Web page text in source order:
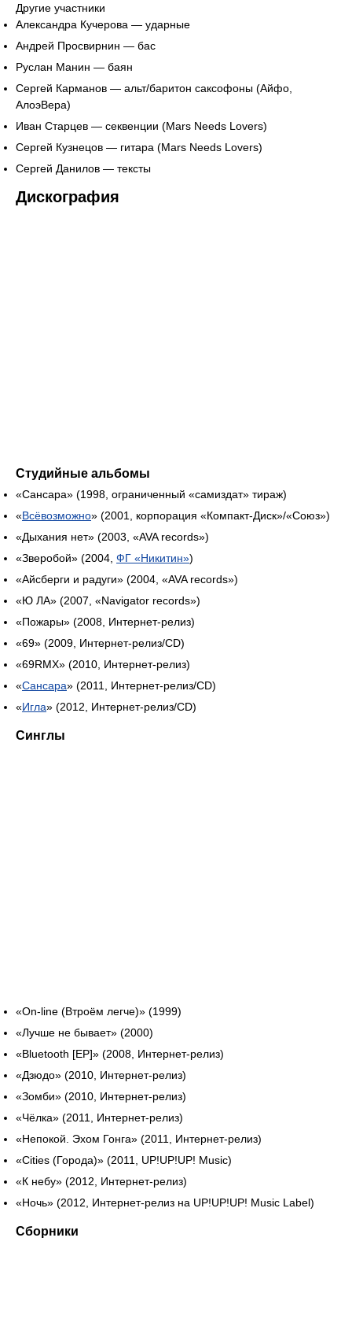
Другие участники
Александра Кучерова — ударные
Андрей Просвирнин — бас
Руслан Манин — баян
Сергей Карманов — альт/баритон саксофоны (Айфо,
АлоэВера)
Иван Старцев — секвенции (Mars Needs Lovers)
Сергей Кузнецов — гитара (Mars Needs Lovers)
Сергей Данилов — тексты
Дискография
Студийные альбомы
«Сансара» (1998, ограниченный «самиздат» тираж)
«Всёвозможно» (2001, корпорация «Компакт-Диск»/«Союз»)
«Дыхания нет» (2003, «AVA records»)
«Зверобой» (2004, ФГ «Никитин»)
«Айсберги и радуги» (2004, «AVA records»)
«Ю ЛА» (2007, «Navigator records»)
«Пожары» (2008, Интернет-релиз)
«69» (2009, Интернет-релиз/CD)
«69RMX» (2010, Интернет-релиз)
«Сансара» (2011, Интернет-релиз/CD)
«Игла» (2012, Интернет-релиз/CD)
Синглы
«On-line (Втроём легче)» (1999)
«Лучше не бывает» (2000)
«Bluetooth [EP]» (2008, Интернет-релиз)
«Дзюдо» (2010, Интернет-релиз)
«Зомби» (2010, Интернет-релиз)
«Чёлка» (2011, Интернет-релиз)
«Непокой. Эхом Гонга» (2011, Интернет-релиз)
«Cities (Города)» (2011, UP!UP!UP! Music)
«К небу» (2012, Интернет-релиз)
«Ночь» (2012, Интернет-релиз на UP!UP!UP! Music Label)
Сборники